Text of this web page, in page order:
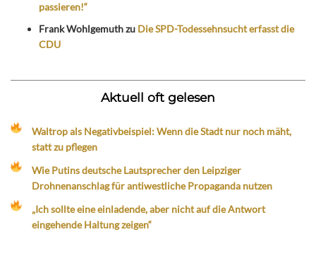
passieren!“
Frank Wohlgemuthzu Die SPD-Todessehnsucht erfasst die
CDU
Aktuell oft gelesen
Waltrop als Negativbeispiel: Wenn die Stadt nur noch mäht,
statt zu pflegen
Wie Putins deutsche Lautsprecher den Leipziger
Drohnenanschlag für antiwestliche Propaganda nutzen
„Ich sollte eine einladende, aber nicht auf die Antwort
eingehende Haltung zeigen“